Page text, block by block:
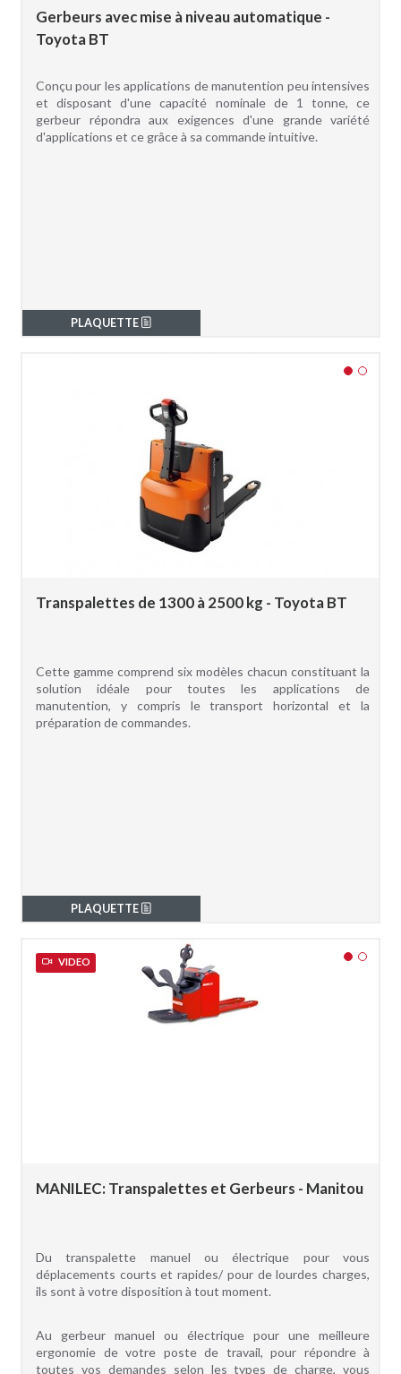
Gerbeurs avec mise à niveau automatique -
Toyota BT
Conçu pour les applications de manutention peu intensives
et disposant d'une capacité nominale de 1 tonne, ce
gerbeur répondra aux exigences d'une grande variété
d'applications et ce grâce à sa commande intuitive.
PLAQUETTE
Transpalettes de 1300 à 2500 kg - Toyota BT
Cette gamme comprend six modèles chacun constituant la
solution idéale pour toutes les applications de
manutention, y compris le transport horizontal et la
préparation de commandes.
PLAQUETTE
VIDEO
MANILEC: Transpalettes et Gerbeurs - Manitou
Du transpalette manuel ou électrique pour vous
déplacements courts et rapides/ pour de lourdes charges,
ils sont à votre disposition à tout moment.
Au gerbeur manuel ou électrique pour une meilleure
ergonomie de votre poste de travail, pour répondre à
toutes vos demandes selon les types de charge, vous